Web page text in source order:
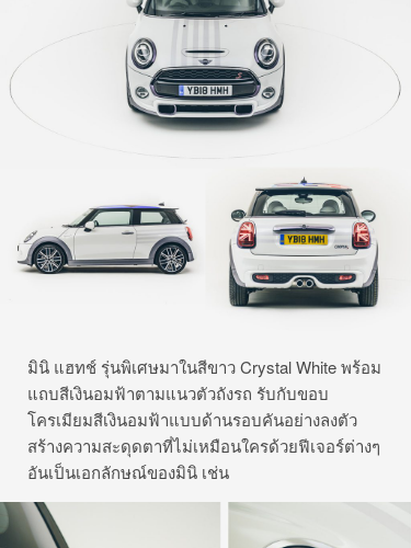
มินิ แฮทช์ รุ่นพิเศษมาในสีขาว Crystal White พร้อม
แถบสีเงินอมฟ้าตามแนวตัวถังรถ รับกับขอบ
โครเมียมสีเงินอมฟ้าแบบด้านรอบคันอย่างลงตัว
สร้างความสะดุดตาที่ไม่เหมือนใครด้วยฟีเจอร์ต่างๆ
อันเป็นเอกลักษณ์ของมินิ เช่น